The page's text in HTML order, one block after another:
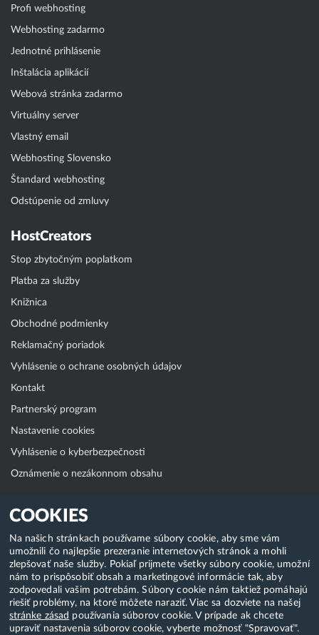
COOKIES
Na našich stránkach používame súbory cookie, aby sme vám
umožnili čo najlepšie prezeranie internetových stránok a mohli
zlepšovať naše služby. Pokiaľ prijmete všetky súbory cookie, umožní
nám to prispôsobiť obsah a marketingové informácie tak, aby
zodpovedali vašim potrebám. Súbory cookie nám taktiež pomáhajú
riešiť problémy, na ktoré môžete naraziť. Viac sa dozviete na našej
stránke zásad používania súborov cookie. V prípade ak chcete
upraviť nastavenia súborov cookie, vyberte možnosť "Spravovať".
Profi webhosting
Webhosting zadarmo
Jednotné prihlásenie
Inštalácia aplikácií
Webová stránka zadarmo
Virtuálny server
Vlastný email
Webhosting Slovensko
Štandard webhosting
Odstúpenie od zmluvy
HostCreators
Stop zbytočným poplatkom
Platba za služby
Knižnica
Obchodné podmienky
Reklamačný poriadok
Vyhlásenie o ochrane osobných údajov
Kontakt
Partnerský program
Nastavenie cookies
Vyhlásenie o kyberbezpečnosti
Oznámenie o nezákonnom obsahu
Klientská zóna
WebAdmin
WebMail
Zmena hesla (E-mail, FTP, SSH)
Webhosting
Domény